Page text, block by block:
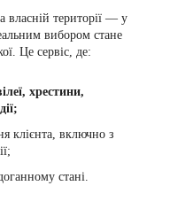
власній території — у
вибором стане
Це сервіс, де:
хрестини,
клієнта, включно з
стані.